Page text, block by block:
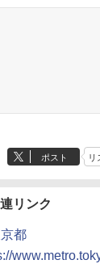
ポスト リ
リンク
都